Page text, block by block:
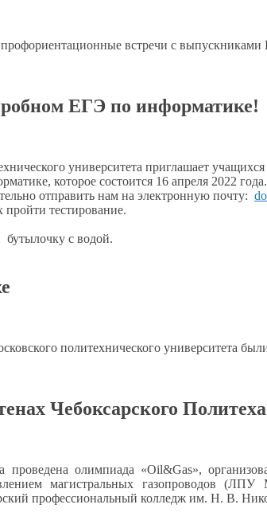
встречи с выпускниками
ЕГЭ по информатике!
университета приглашает учащихся
которое состоится 16 апреля 2022 года.
отправить нам на электронную почту:
тестирование.
бутылочку с водой.
политехнического университета
Чебоксарского Политеха
олимпиада «Oil&Gas»,
магистральных газопроводов
профессиональный колледж им. Н. В.